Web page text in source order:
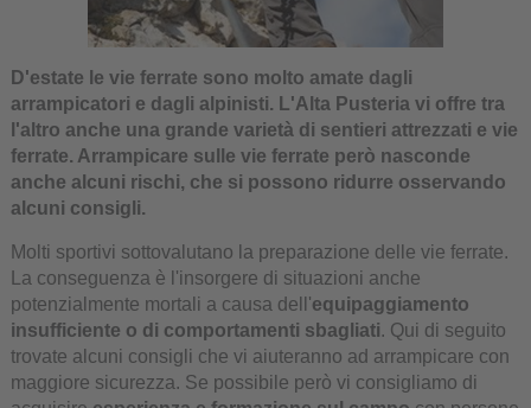
D'estate le vie ferrate sono molto amate dagli
arrampicatori e dagli alpinisti. L'Alta Pusteria vi offre tra
l'altro anche una grande varietà di sentieri attrezzati e vie
ferrate. Arrampicare sulle vie ferrate però nasconde
anche alcuni rischi, che si possono ridurre osservando
alcuni consigli.
Molti sportivi sottovalutano la preparazione delle vie ferrate.
La conseguenza è l'insorgere di situazioni anche
potenzialmente mortali a causa dell'equipaggiamento
insufficiente o di comportamenti sbagliati. Qui di seguito
trovate alcuni consigli che vi aiuteranno ad arrampicare con
maggiore sicurezza. Se possibile però vi consigliamo di